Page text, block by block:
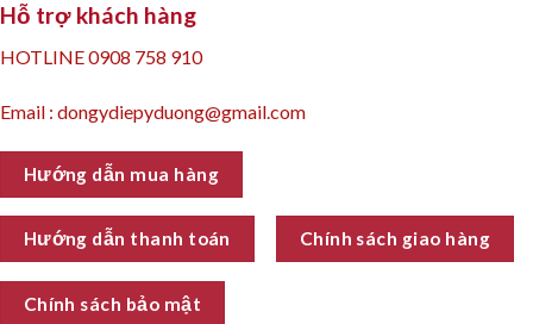
Hỗ trợ khách hàng
HOTLINE 0908 758 910
Email : dongydiepyduong@gmail.com
Hướng dẫn mua hàng
Hướng dẫn thanh toán Chính sách giao hàng
Chính sách bảo mật